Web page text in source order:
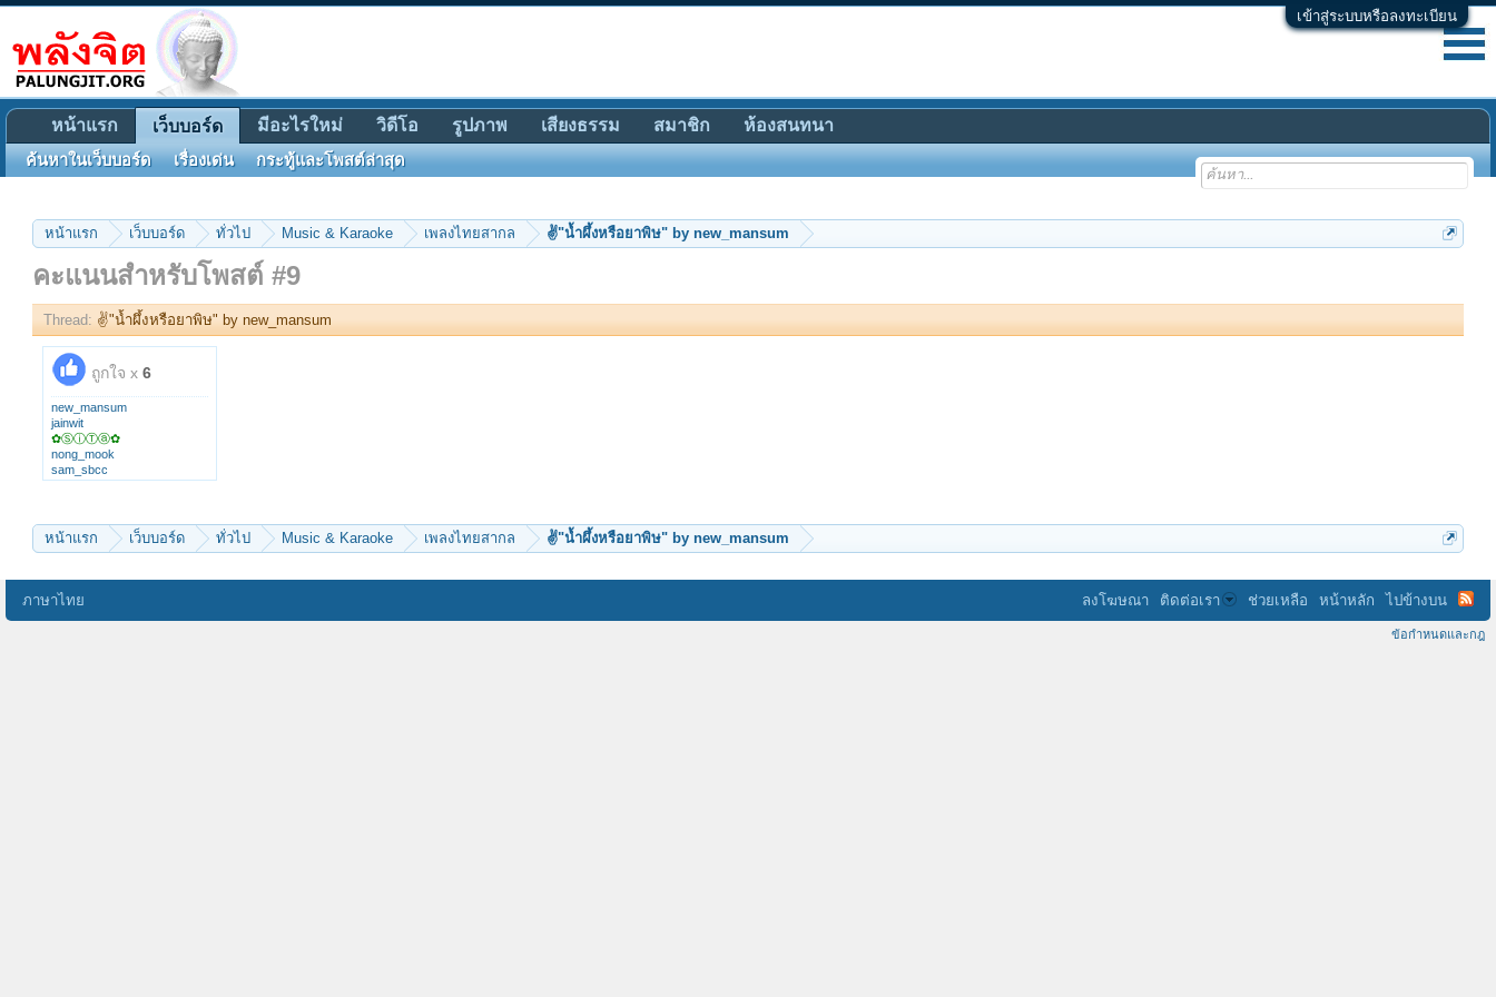
เข้าสู่ระบบหรือลงทะเบียน
หน้าแรก เว็บบอร์ด ทั่วไป Music & Karaoke เพลงไทยสากล ✌"น้ำผึ้งหรือยาพิษ" by new_mansum
คะแนนสำหรับโพสต์ #9
Thread: ✌"น้ำผึ้งหรือยาพิษ" by new_mansum
ถูกใจ x 6
new_mansum
jainwit
✿ⓈⓘⓉⓐ✿
nong_mook
sam_sbcc
music_lover_man
หน้าแรก เว็บบอร์ด ทั่วไป Music & Karaoke เพลงไทยสากล ✌"น้ำผึ้งหรือยาพิษ" by new_mansum
หน้าแรก เว็บบอร์ด
ค้นหาในเว็บบอร์ด เรื่องเด่น กระทู้และโพสต์ล่าสุด
มีอะไรใหม่ วิดีโอ รูปภาพ เสียงธรรม สมาชิก ห้องสนทนา
ภาษาไทย ลงโฆษณา ติดต่อเรา ช่วยเหลือ หน้าหลัก ไปข้างบน
ข้อกำหนดและกฎ